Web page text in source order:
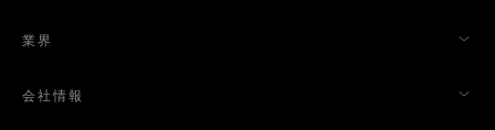
業界
会社情報